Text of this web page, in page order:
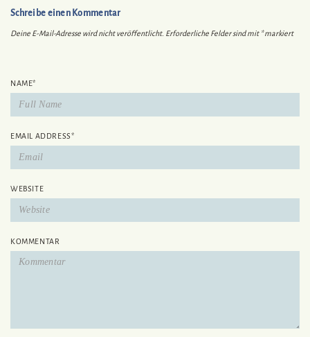
Schreibe einen Kommentar
Deine E-Mail-Adresse wird nicht veröffentlicht. Erforderliche Felder sind mit *markiert
NAME*
EMAIL ADDRESS*
WEBSITE
KOMMENTAR